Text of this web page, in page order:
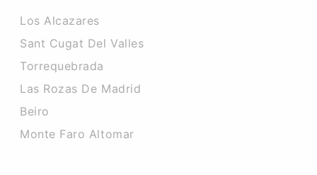
Los Alcazares
Sant Cugat Del Valles
Torrequebrada
Las Rozas De Madrid
Beiro
Monte Faro Altomar